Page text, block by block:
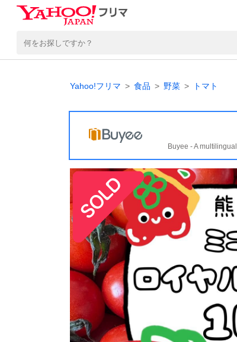
Yahoo!フリマ 食品 野菜 トマト
Buyee - A